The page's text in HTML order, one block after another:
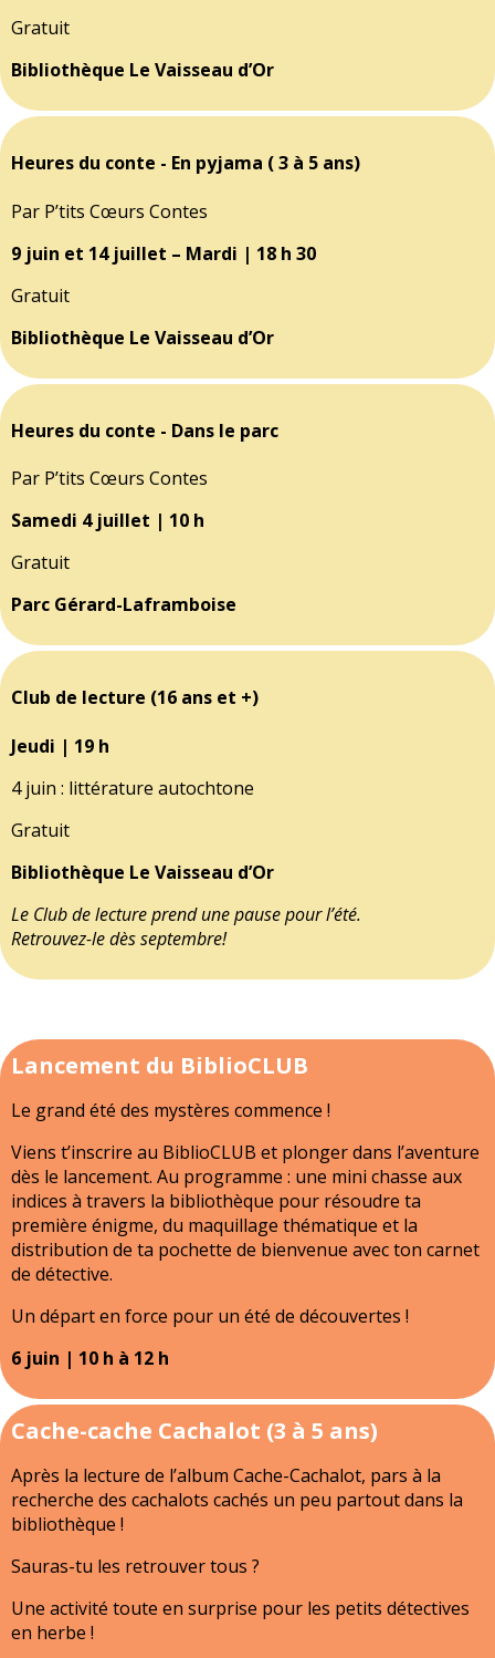
Gratuit
Bibliothèque Le Vaisseau d’Or
Heures du conte - En pyjama ( 3 à 5 ans)
Par P’tits Cœurs Contes
9 juin et 14 juillet – Mardi | 18 h 30
Gratuit
Bibliothèque Le Vaisseau d’Or
Heures du conte - Dans le parc
Par P’tits Cœurs Contes
Samedi 4 juillet | 10 h
Gratuit
Parc Gérard-Laframboise
Club de lecture (16 ans et +)
Jeudi | 19 h
4 juin : littérature autochtone
Gratuit
Bibliothèque Le Vaisseau d’Or
Le Club de lecture prend une pause pour l’été.
Retrouvez-le dès septembre!
Lancement du BiblioCLUB
Le grand été des mystères commence !
Viens t’inscrire au BiblioCLUB et plonger dans l’aventure
dès le lancement. Au programme : une mini chasse aux
indices à travers la bibliothèque pour résoudre ta
première énigme, du maquillage thématique et la
distribution de ta pochette de bienvenue avec ton carnet
de détective.
Un départ en force pour un été de découvertes !
6 juin | 10 h à 12 h
Cache-cache Cachalot (3 à 5 ans)
Après la lecture de l’album Cache-Cachalot, pars à la
recherche des cachalots cachés un peu partout dans la
bibliothèque !
Sauras-tu les retrouver tous ?
Une activité toute en surprise pour les petits détectives
en herbe !